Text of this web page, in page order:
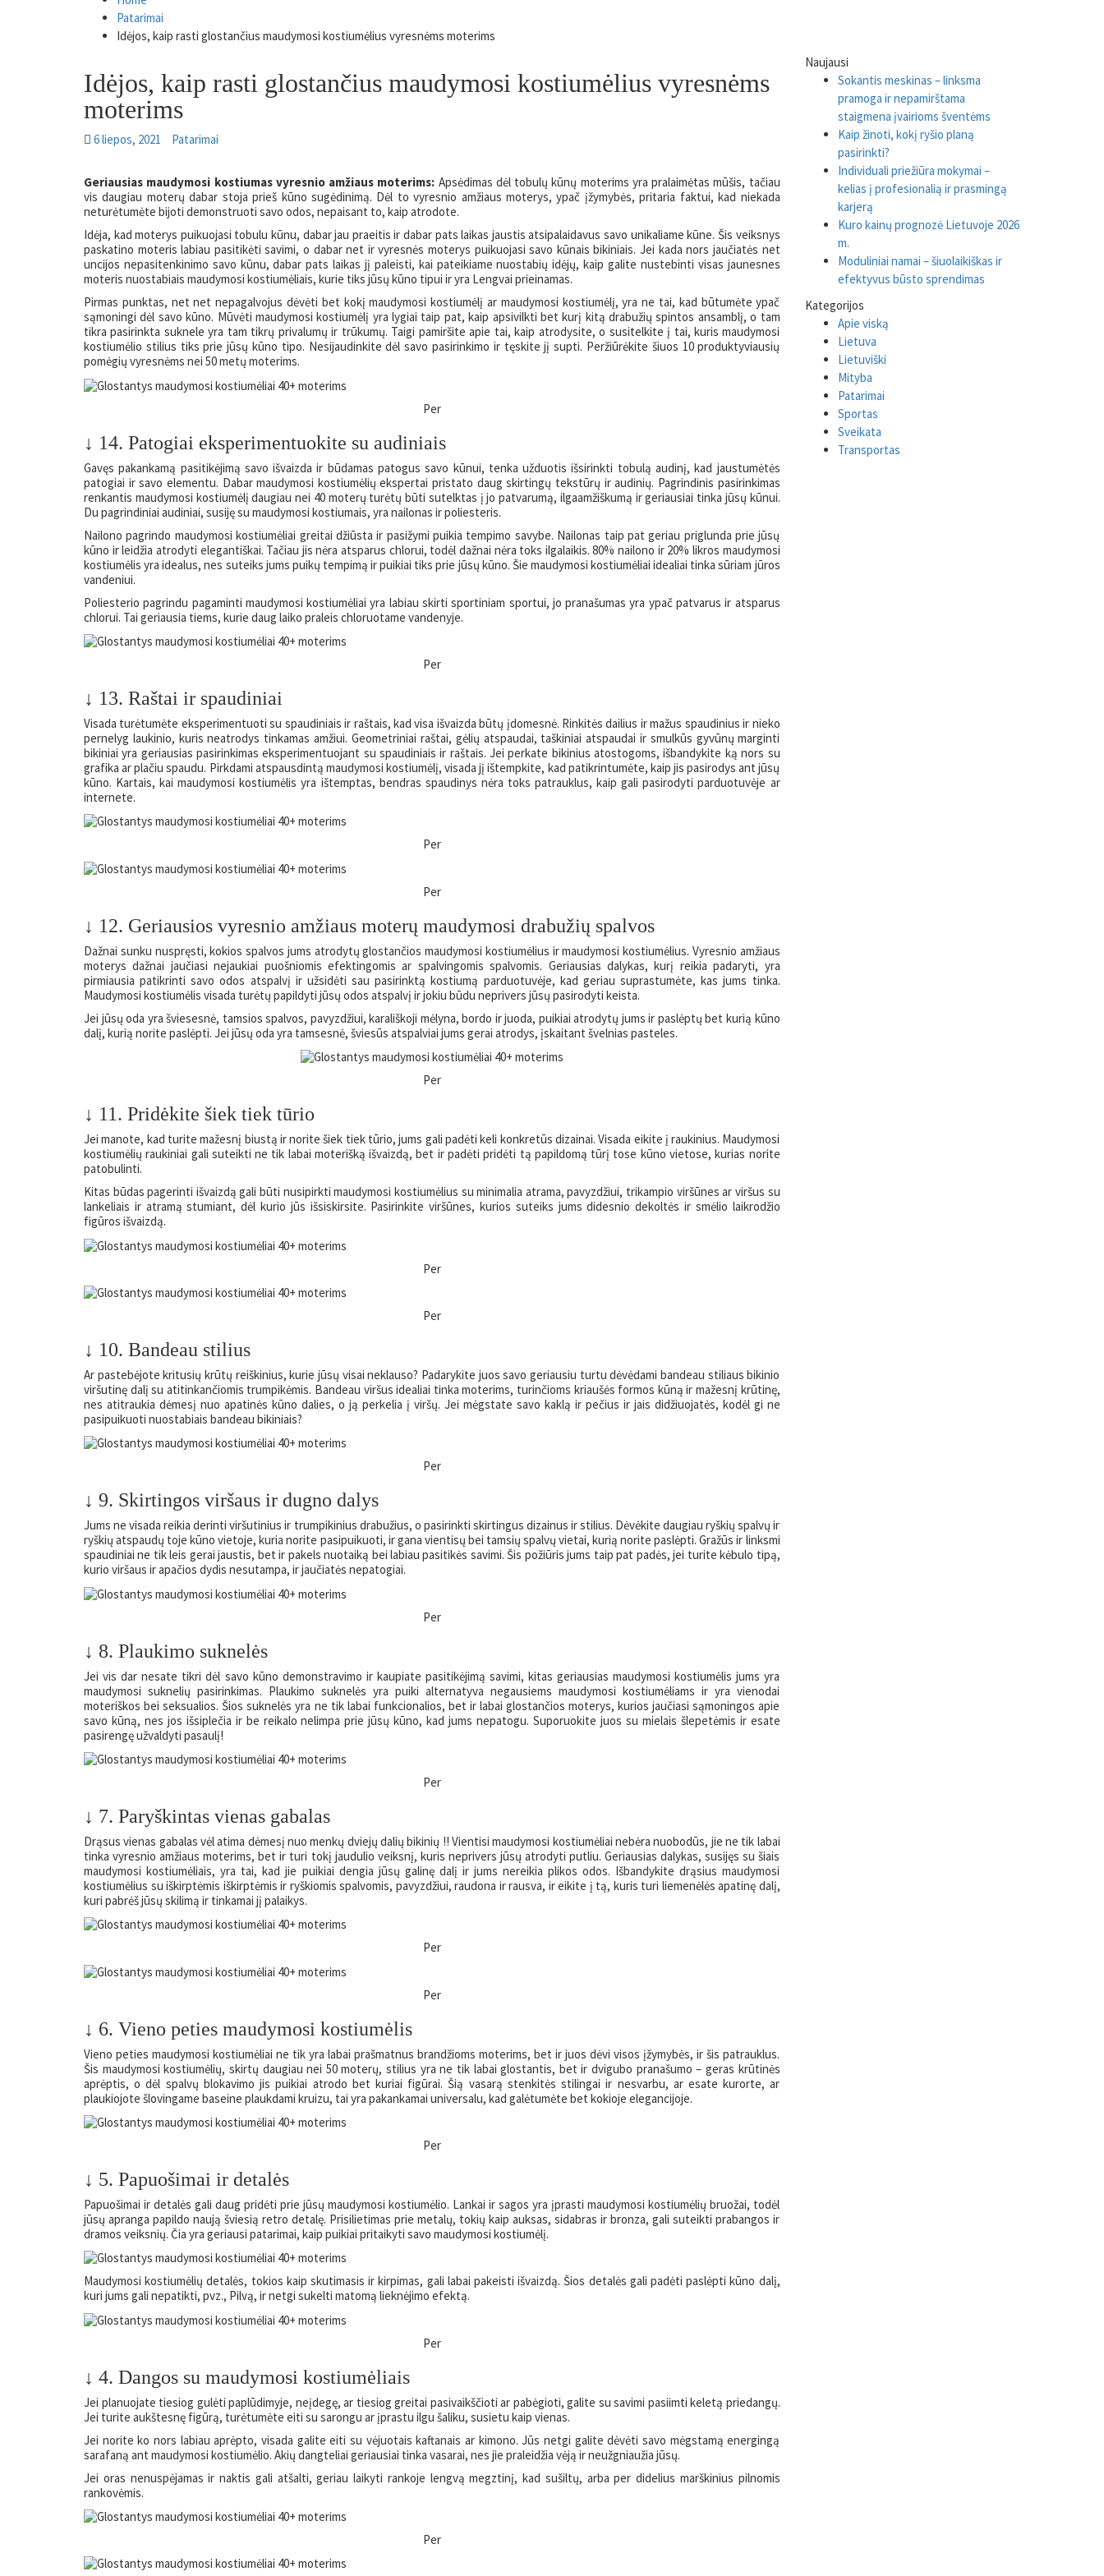
Patarimai
Idėjos, kaip rasti glostančius maudymosi kostiumėlius vyresnėms moterims
Idėjos, kaip rasti glostančius maudymosi kostiumėlius vyresnėms
moterims
6 liepos, 2021 Patarimai
Geriausias maudymosi kostiumas vyresnio amžiaus moterims: Apsėdimas dėl tobulų kūnų moterims yra pralaimėtas mūšis, tačiau
vis daugiau moterų dabar stoja prieš kūno sugėdinimą. Dėl to vyresnio amžiaus moterys, ypač įžymybės, pritaria faktui, kad niekada
neturėtumėte bijoti demonstruoti savo odos, nepaisant to, kaip atrodote.
Idėja, kad moterys puikuojasi tobulu kūnu, dabar jau praeitis ir dabar pats laikas jaustis atsipalaidavus savo unikaliame kūne. Šis veiksnys
paskatino moteris labiau pasitikėti savimi, o dabar net ir vyresnės moterys puikuojasi savo kūnais bikiniais. Jei kada nors jaučiatės net
uncijos nepasitenkinimo savo kūnu, dabar pats laikas jį paleisti, kai pateikiame nuostabių idėjų, kaip galite nustebinti visas jaunesnes
moteris nuostabiais maudymosi kostiumėliais, kurie tiks jūsų kūno tipui ir yra Lengvai prieinamas.
Pirmas punktas, net net nepagalvojus dėvėti bet kokį maudymosi kostiumėlį ar maudymosi kostiumėlį, yra ne tai, kad būtumėte ypač
sąmoningi dėl savo kūno. Mūvėti maudymosi kostiumėlį yra lygiai taip pat, kaip apsivilkti bet kurį kitą drabužių spintos ansamblį, o tam
tikra pasirinkta suknele yra tam tikrų privalumų ir trūkumų. Taigi pamiršite apie tai, kaip atrodysite, o susitelkite į tai, kuris maudymosi
kostiumėlio stilius tiks prie jūsų kūno tipo. Nesijaudinkite dėl savo pasirinkimo ir tęskite jį supti. Peržiūrėkite šiuos 10 produktyviausių
pomėgių vyresnėms nei 50 metų moterims.
Per
↓ 14. Patogiai eksperimentuokite su audiniais
Gavęs pakankamą pasitikėjimą savo išvaizda ir būdamas patogus savo kūnui, tenka užduotis išsirinkti tobulą audinį, kad jaustumėtės
patogiai ir savo elementu. Dabar maudymosi kostiumėlių ekspertai pristato daug skirtingų tekstūrų ir audinių. Pagrindinis pasirinkimas
renkantis maudymosi kostiumėlį daugiau nei 40 moterų turėtų būti sutelktas į jo patvarumą, ilgaamžiškumą ir geriausiai tinka jūsų kūnui.
Du pagrindiniai audiniai, susiję su maudymosi kostiumais, yra nailonas ir poliesteris.
Nailono pagrindo maudymosi kostiumėliai greitai džiūsta ir pasižymi puikia tempimo savybe. Nailonas taip pat geriau priglunda prie jūsų
kūno ir leidžia atrodyti elegantiškai. Tačiau jis nėra atsparus chlorui, todėl dažnai nėra toks ilgalaikis. 80% nailono ir 20% likros maudymosi
kostiumėlis yra idealus, nes suteiks jums puikų tempimą ir puikiai tiks prie jūsų kūno. Šie maudymosi kostiumėliai idealiai tinka sūriam jūros
vandeniui.
Poliesterio pagrindu pagaminti maudymosi kostiumėliai yra labiau skirti sportiniam sportui, jo pranašumas yra ypač patvarus ir atsparus
chlorui. Tai geriausia tiems, kurie daug laiko praleis chloruotame vandenyje.
Per
↓ 13. Raštai ir spaudiniai
Visada turėtumėte eksperimentuoti su spaudiniais ir raštais, kad visa išvaizda būtų įdomesnė. Rinkitės dailius ir mažus spaudinius ir nieko
pernelyg laukinio, kuris neatrodys tinkamas amžiui. Geometriniai raštai, gėlių atspaudai, taškiniai atspaudai ir smulkūs gyvūnų marginti
bikiniai yra geriausias pasirinkimas eksperimentuojant su spaudiniais ir raštais. Jei perkate bikinius atostogoms, išbandykite ką nors su
grafika ar plačiu spaudu. Pirkdami atspausdintą maudymosi kostiumėlį, visada jį ištempkite, kad patikrintumėte, kaip jis pasirodys ant jūsų
kūno. Kartais, kai maudymosi kostiumėlis yra ištemptas, bendras spaudinys nėra toks patrauklus, kaip gali pasirodyti parduotuvėje ar
internete.
Per
Per
↓ 12. Geriausios vyresnio amžiaus moterų maudymosi drabužių spalvos
Dažnai sunku nuspręsti, kokios spalvos jums atrodytų glostančios maudymosi kostiumėlius ir maudymosi kostiumėlius. Vyresnio amžiaus
moterys dažnai jaučiasi nejaukiai puošniomis efektingomis ar spalvingomis spalvomis. Geriausias dalykas, kurį reikia padaryti, yra
pirmiausia patikrinti savo odos atspalvį ir užsidėti sau pasirinktą kostiumą parduotuvėje, kad geriau suprastumėte, kas jums tinka.
Maudymosi kostiumėlis visada turėtų papildyti jūsų odos atspalvį ir jokiu būdu neprivers jūsų pasirodyti keista.
Jei jūsų oda yra šviesesnė, tamsios spalvos, pavyzdžiui, karališkoji mėlyna, bordo ir juoda, puikiai atrodytų jums ir paslėptų bet kurią kūno
dalį, kurią norite paslėpti. Jei jūsų oda yra tamsesnė, šviesūs atspalviai jums gerai atrodys, įskaitant švelnias pasteles.
Per
↓ 11. Pridėkite šiek tiek tūrio
Jei manote, kad turite mažesnį biustą ir norite šiek tiek tūrio, jums gali padėti keli konkretūs dizainai. Visada eikite į raukinius. Maudymosi
kostiumėlių raukiniai gali suteikti ne tik labai moterišką išvaizdą, bet ir padėti pridėti tą papildomą tūrį tose kūno vietose, kurias norite
patobulinti.
Kitas būdas pagerinti išvaizdą gali būti nusipirkti maudymosi kostiumėlius su minimalia atrama, pavyzdžiui, trikampio viršūnes ar viršus su
lankeliais ir atramą stumiant, dėl kurio jūs išsiskirsite. Pasirinkite viršūnes, kurios suteiks jums didesnio dekoltės ir smėlio laikrodžio
figūros išvaizdą.
Per
Per
↓ 10. Bandeau stilius
Ar pastebėjote kritusių krūtų reiškinius, kurie jūsų visai neklauso? Padarykite juos savo geriausiu turtu dėvėdami bandeau stiliaus bikinio
viršutinę dalį su atitinkančiomis trumpikėmis. Bandeau viršus idealiai tinka moterims, turinčioms kriaušės formos kūną ir mažesnį krūtinę,
nes atitraukia dėmesį nuo apatinės kūno dalies, o ją perkelia į viršų. Jei mėgstate savo kaklą ir pečius ir jais didžiuojatės, kodėl gi ne
pasipuikuoti nuostabiais bandeau bikiniais?
Per
↓ 9. Skirtingos viršaus ir dugno dalys
Jums ne visada reikia derinti viršutinius ir trumpikinius drabužius, o pasirinkti skirtingus dizainus ir stilius. Dėvėkite daugiau ryškių spalvų ir
ryškių atspaudų toje kūno vietoje, kuria norite pasipuikuoti, ir gana vientisų bei tamsių spalvų vietai, kurią norite paslėpti. Gražūs ir linksmi
spaudiniai ne tik leis gerai jaustis, bet ir pakels nuotaiką bei labiau pasitikės savimi. Šis požiūris jums taip pat padės, jei turite kėbulo tipą,
kurio viršaus ir apačios dydis nesutampa, ir jaučiatės nepatogiai.
Per
↓ 8. Plaukimo suknelės
Jei vis dar nesate tikri dėl savo kūno demonstravimo ir kaupiate pasitikėjimą savimi, kitas geriausias maudymosi kostiumėlis jums yra
maudymosi suknelių pasirinkimas. Plaukimo suknelės yra puiki alternatyva negausiems maudymosi kostiumėliams ir yra vienodai
moteriškos bei seksualios. Šios suknelės yra ne tik labai funkcionalios, bet ir labai glostančios moterys, kurios jaučiasi sąmoningos apie
savo kūną, nes jos išsiplečia ir be reikalo nelimpa prie jūsų kūno, kad jums nepatogu. Suporuokite juos su mielais šlepetėmis ir esate
pasirengę užvaldyti pasaulį!
Per
↓ 7. Paryškintas vienas gabalas
Drąsus vienas gabalas vėl atima dėmesį nuo menkų dviejų dalių bikinių !! Vientisi maudymosi kostiumėliai nebėra nuobodūs, jie ne tik labai
tinka vyresnio amžiaus moterims, bet ir turi tokį jaudulio veiksnį, kuris neprivers jūsų atrodyti putliu. Geriausias dalykas, susijęs su šiais
maudymosi kostiumėliais, yra tai, kad jie puikiai dengia jūsų galinę dalį ir jums nereikia plikos odos. Išbandykite drąsius maudymosi
kostiumėlius su iškirptėmis iškirptėmis ir ryškiomis spalvomis, pavyzdžiui, raudona ir rausva, ir eikite į tą, kuris turi liemenėlės apatinę dalį,
kuri pabrėš jūsų skilimą ir tinkamai jį palaikys.
Per
Per
↓ 6. Vieno peties maudymosi kostiumėlis
Vieno peties maudymosi kostiumėliai ne tik yra labai prašmatnus brandžioms moterims, bet ir juos dėvi visos įžymybės, ir šis patrauklus.
Šis maudymosi kostiumėlių, skirtų daugiau nei 50 moterų, stilius yra ne tik labai glostantis, bet ir dvigubo pranašumo – geras krūtinės
aprėptis, o dėl spalvų blokavimo jis puikiai atrodo bet kuriai figūrai. Šią vasarą stenkitės stilingai ir nesvarbu, ar esate kurorte, ar
plaukiojote šlovingame baseine plaukdami kruizu, tai yra pakankamai universalu, kad galėtumėte bet kokioje elegancijoje.
Per
↓ 5. Papuošimai ir detalės
Papuošimai ir detalės gali daug pridėti prie jūsų maudymosi kostiumėlio. Lankai ir sagos yra įprasti maudymosi kostiumėlių bruožai, todėl
jūsų apranga papildo naują šviesią retro detalę. Prisilietimas prie metalų, tokių kaip auksas, sidabras ir bronza, gali suteikti prabangos ir
dramos veiksnių. Čia yra geriausi patarimai, kaip puikiai pritaikyti savo maudymosi kostiumėlį.
Maudymosi kostiumėlių detalės, tokios kaip skutimasis ir kirpimas, gali labai pakeisti išvaizdą. Šios detalės gali padėti paslėpti kūno dalį,
kuri jums gali nepatikti, pvz., Pilvą, ir netgi sukelti matomą lieknėjimo efektą.
Per
↓ 4. Dangos su maudymosi kostiumėliais
Jei planuojate tiesiog gulėti paplūdimyje, neįdegę, ar tiesiog greitai pasivaikščioti ar pabėgioti, galite su savimi pasiimti keletą priedangų.
Jei turite aukštesnę figūrą, turėtumėte eiti su sarongu ar įprastu ilgu šaliku, susietu kaip vienas.
Jei norite ko nors labiau aprėpto, visada galite eiti su vėjuotais kaftanais ar kimono. Jūs netgi galite dėvėti savo mėgstamą energingą
sarafaną ant maudymosi kostiumėlio. Akių dangteliai geriausiai tinka vasarai, nes jie praleidžia vėją ir neužgniaužia jūsų.
Jei oras nenuspėjamas ir naktis gali atšalti, geriau laikyti rankoje lengvą megztinį, kad sušiltų, arba per didelius marškinius pilnomis
rankovėmis.
Per
Naujausi
Sokantis meskinas – linksma
pramoga ir nepamirštama
staigmena įvairioms šventėms
Kaip žinoti, kokį ryšio planą
pasirinkti?
Individuali priežiūra mokymai –
kelias į profesionalią ir prasmingą
karjerą
Kuro kainų prognozė Lietuvoje 2026
m.
Moduliniai namai – šiuolaikiškas ir
efektyvus būsto sprendimas
Kategorijos
Apie viską
Lietuva
Lietuviški
Mityba
Patarimai
Sportas
Sveikata
Transportas